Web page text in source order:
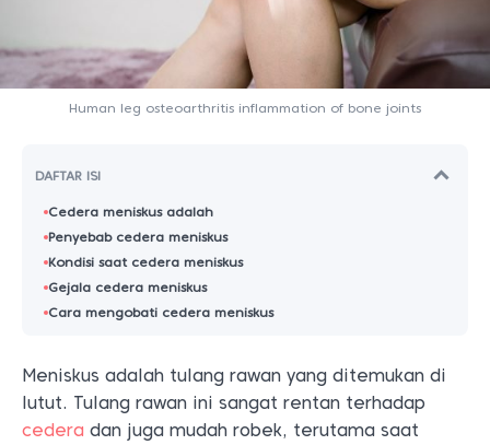
Human leg osteoarthritis inflammation of bone joints
DAFTAR ISI
Cedera meniskus adalah
Penyebab cedera meniskus
Kondisi saat cedera meniskus
Gejala cedera meniskus
Cara mengobati cedera meniskus
Meniskus adalah tulang rawan yang ditemukan di
lutut. Tulang rawan ini sangat rentan terhadap
cedera dan juga mudah robek, terutama saat